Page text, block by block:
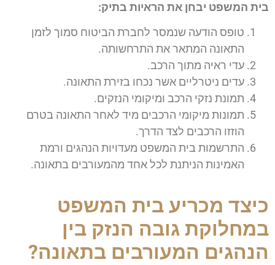
בית המשפט יבחן את הראיות בתיק:
טופס הודעה שנמסר לחברת הביטוח סמוך לזמן
התאונה המתאר את התרחשותה.
עדי ראיה מתוך הרכב.
עדים ניטרליים אשר נכחו בזירת התאונה.
תמונת נזקי הרכב ומיקומי הנזקים.
תמונות מיקומי הרכבים מיד לאחר התאונה בטרם
הוזזו הרכבים לצד הדרך.
התרשמות בית המשפט מעדויות הנהגים ורמת
האמינות הניתנת לכל אחד מהמעורבים בתאונה.
כיצד מכריע בית המשפט
במחלוקת גובה הנזק בין
הנהגים המעורבים בתאונה?